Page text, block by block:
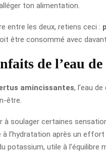
ton alimentation.
entre les deux, retiens ceci :
être consommé avec
de l’eau de
amincissantes, l’eau
être.
à soulager certaines
à l’hydratation après un
potassium, utile à l’équilibre